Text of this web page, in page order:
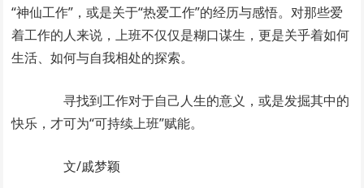
“神仙工作”，或是关于“热爱工作”的经历与感悟。对那些爱
着工作的人来说，上班不仅仅是糊口谋生，更是关乎着如何
生活、如何与自我相处的探索。
寻找到工作对于自己人生的意义，或是发掘其中的
快乐，才可为“可持续上班”赋能。
文/戚梦颖